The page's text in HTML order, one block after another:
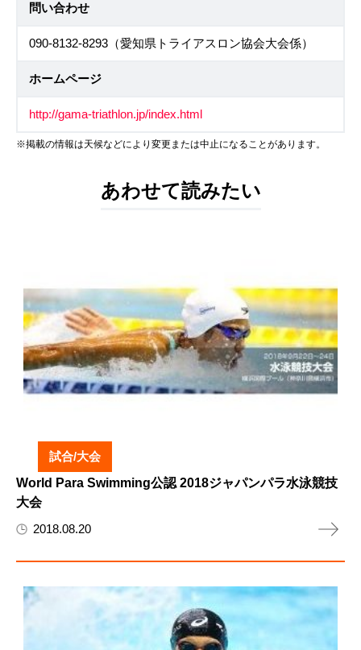
問い合わせ
090-8132-8293（愛知県トライアスロン協会大会係）
ホームページ
http://gama-triathlon.jp/index.html
※掲載の情報は天候などにより変更または中止になることがあります。
あわせて読みたい
試合/大会
World Para Swimming公認 2018ジャパンパラ水泳競技
大会
2018.08.20